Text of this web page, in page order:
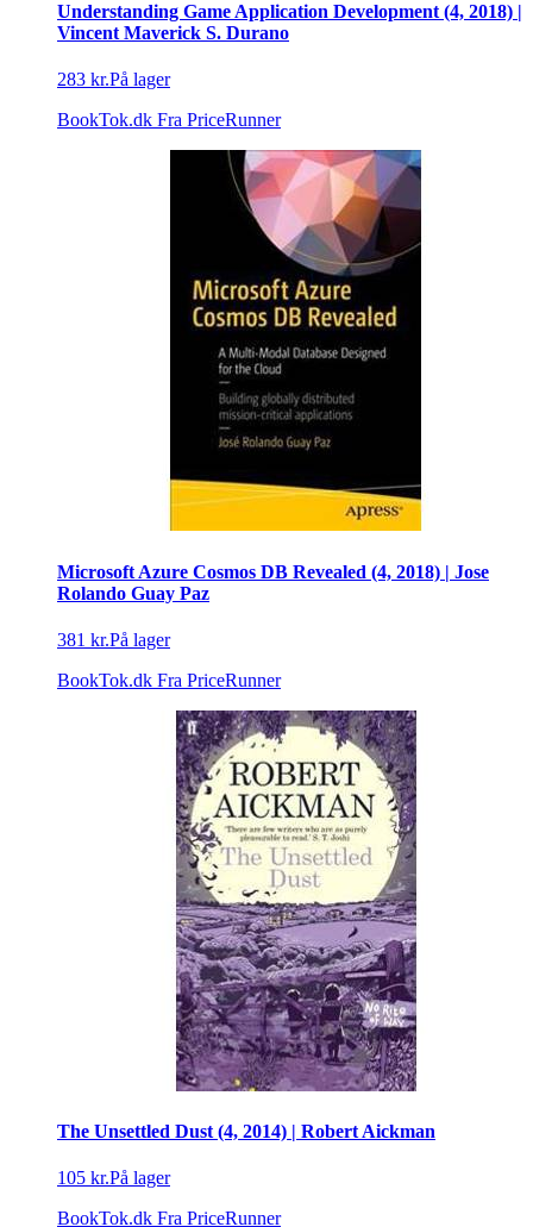
Understanding Game Application Development (4, 2018) |
Vincent Maverick S. Durano
283 kr.På lager
BookTok.dk Fra PriceRunner
Microsoft Azure Cosmos DB Revealed (4, 2018) | Jose
Rolando Guay Paz
381 kr.På lager
BookTok.dk Fra PriceRunner
The Unsettled Dust (4, 2014) | Robert Aickman
105 kr.På lager
BookTok.dk Fra PriceRunner